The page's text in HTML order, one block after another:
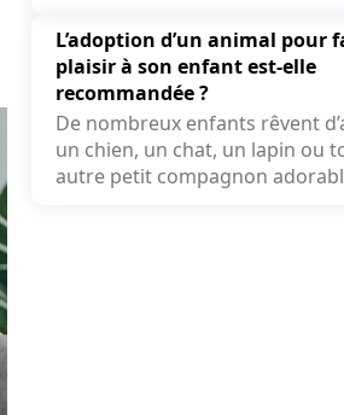
L’adoption d’un animal pour
plaisir à son enfant est-elle
recommandée ?
De nombreux enfants rêvent
un chien, un chat, un lapin ou
autre petit compagnon